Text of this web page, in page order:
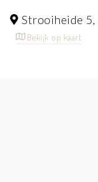
Strooiheide 5,
Bekijk op kaart